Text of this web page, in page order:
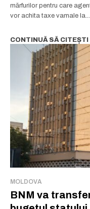
mărfurilor pentru care
vor achita taxe vamale la...
CONTINUĂ SĂ CITEȘTI
MOLDOVA
BNM va